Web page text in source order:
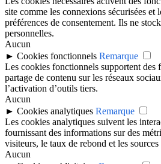
site comme les connexions sécurisées et
préférences de consentement. Ils ne
personnelles.
Aucun
► Cookies fonctionnels Remarque
Les cookies fonctionnels supportent des
partage de contenu sur les réseaux
l’activation d’outils tiers.
Aucun
► Cookies analytiques Remarque
Les cookies analytiques suivent les
fournissant des informations sur des
visiteurs, le taux de rebond et les
Aucun